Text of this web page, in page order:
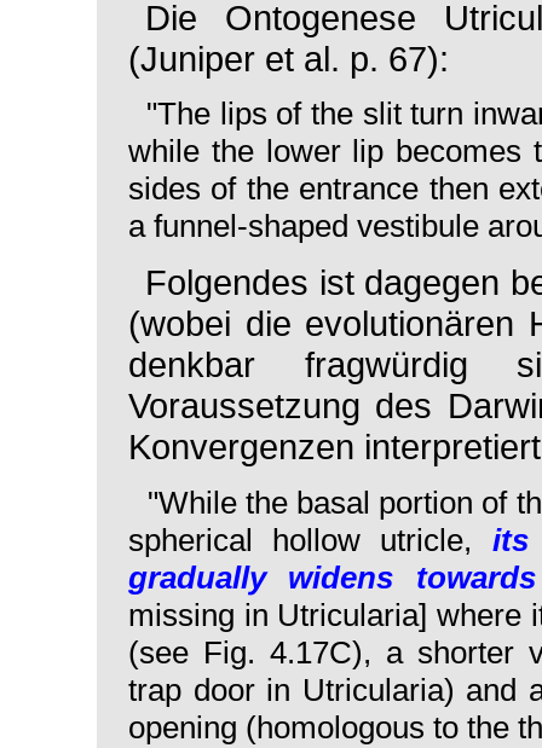
Die Ontogenese
(Juniper et al. p. 67):
"The lips of the slit turn
while the lower lip becomes
sides of the entrance then
a funnel-shaped vestibule
Folgendes ist dagegen
(wobei die evolutionären
denkbar
Voraussetzung des
Konvergenzen
"While the basal portion of
spherical hollow utricle, its
gradually widens
missing in Utricularia] where
(see Fig. 4.17C), a shorter
trap door in Utricularia) and
opening (homologous to the